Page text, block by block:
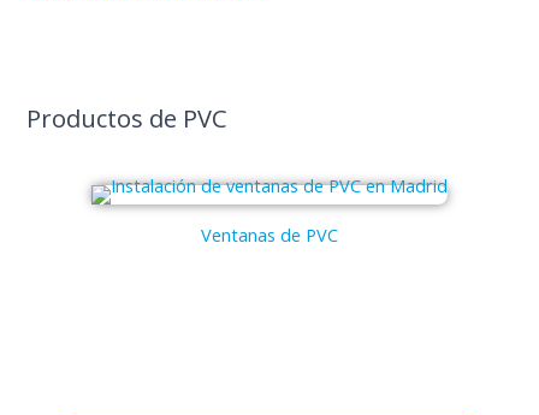
Productos de PVC
Ventanas de PVC